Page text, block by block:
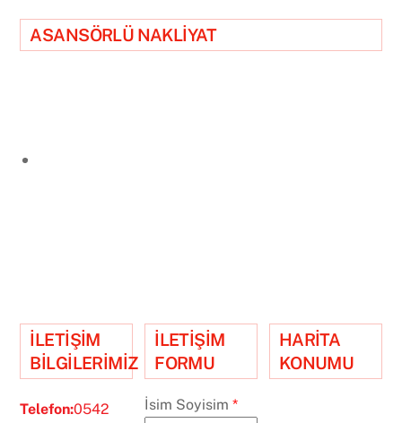
ASANSÖRLÜ NAKLİYAT
İLETİŞİM
BİLGİLERİMİZ
Telefon:0542
İLETİŞİM
FORMU
İsim Soyisim*
HARİTA
KONUMU